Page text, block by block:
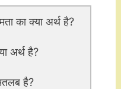
का क्या अर्थ है?
अर्थ है?
है?